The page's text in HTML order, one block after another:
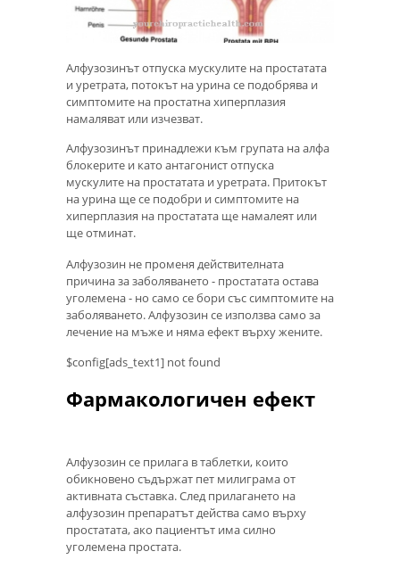
Алфузозинът отпуска мускулите на простатата
и уретрата, потокът на урина се подобрява и
симптомите на простатна хиперплазия
намаляват или изчезват.
Алфузозинът принадлежи към групата на алфа
блокерите и като антагонист отпуска
мускулите на простатата и уретрата. Притокът
на урина ще се подобри и симптомите на
хиперплазия на простатата ще намалеят или
ще отминат.
Алфузозин не променя действителната
причина за заболяването - простатата остава
уголемена - но само се бори със симптомите на
заболяването. Алфузозин се използва само за
лечение на мъже и няма ефект върху жените.
$config[ads_text1] not found
Фармакологичен ефект
Алфузозин се прилага в таблетки, които
обикновено съдържат пет милиграма от
активната съставка. След прилагането на
алфузозин препаратът действа само върху
простатата, ако пациентът има силно
уголемена простата.